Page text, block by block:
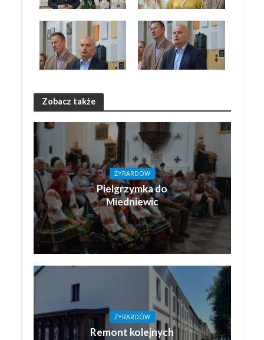
Zobacz także
ŻYRARDÓW
Pielgrzymka do
Miedniewic
ŻYRARDÓW
Remont kolejnych